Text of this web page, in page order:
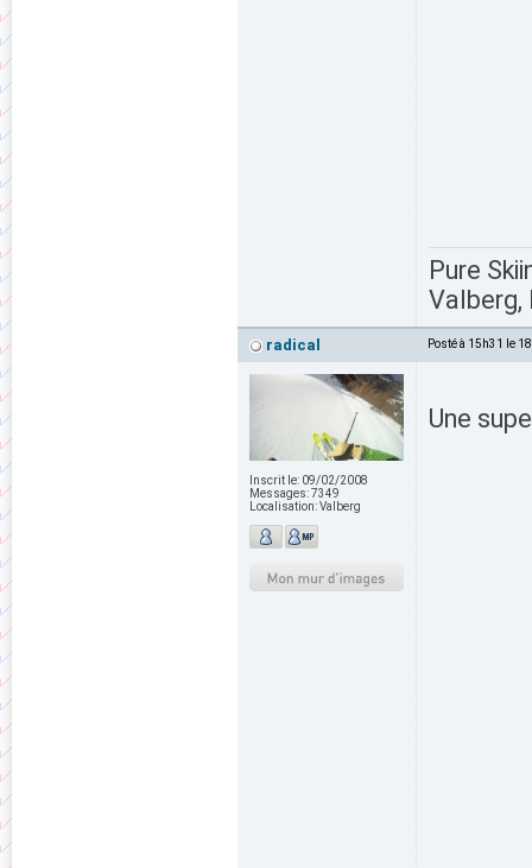
Pure
Valberg,
radical Posté à 15h31 le
Inscrit le: 09/02/2008
Messages:7349
Localisation:Valberg
Une